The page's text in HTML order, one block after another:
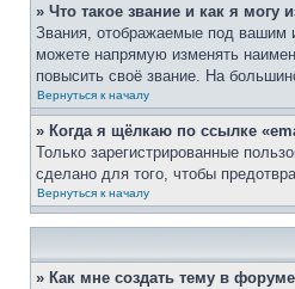
» Что такое звание и как я могу
Звания, отображаемые под вашим
можете напрямую изменять
повысить своё звание. На
Вернуться к началу
» Когда я щёлкаю по ссылке
Только зарегистрированные
сделано для того, чтобы
Вернуться к началу
» Как мне создать тему в